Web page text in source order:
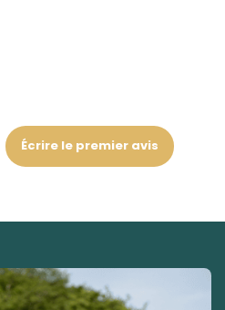
Écrire le premier avis